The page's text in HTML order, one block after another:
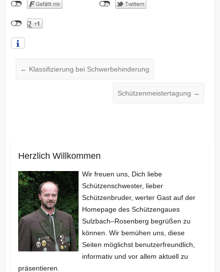
← Klassifizierung bei Schwerbehinderung
Schützenmeistertagung →
Herzlich Willkommen
Wir freuen uns, Dich liebe
Schützenschwester, lieber
Schützenbruder, werter Gast auf der
Homepage des Schützengaues
Sulzbach–Rosenberg begrüßen zu
können. Wir bemühen uns, diese
Seiten möglichst benutzerfreundlich,
informativ und vor allem aktuell zu
präsentieren.